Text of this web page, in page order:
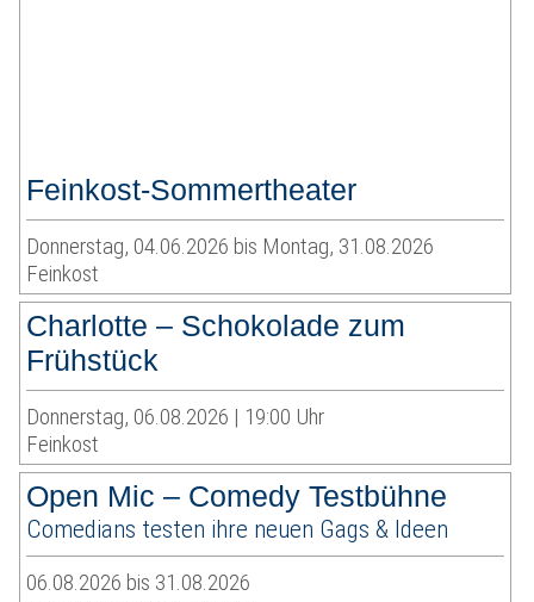
Feinkost-Sommertheater
Donnerstag, 04.06.2026 bis Montag, 31.08.2026
Feinkost
Charlotte – Schokolade zum
Frühstück
Donnerstag, 06.08.2026 | 19:00 Uhr
Feinkost
Open Mic – Comedy Testbühne
Comedians testen ihre neuen Gags & Ideen
06.08.2026 bis 31.08.2026